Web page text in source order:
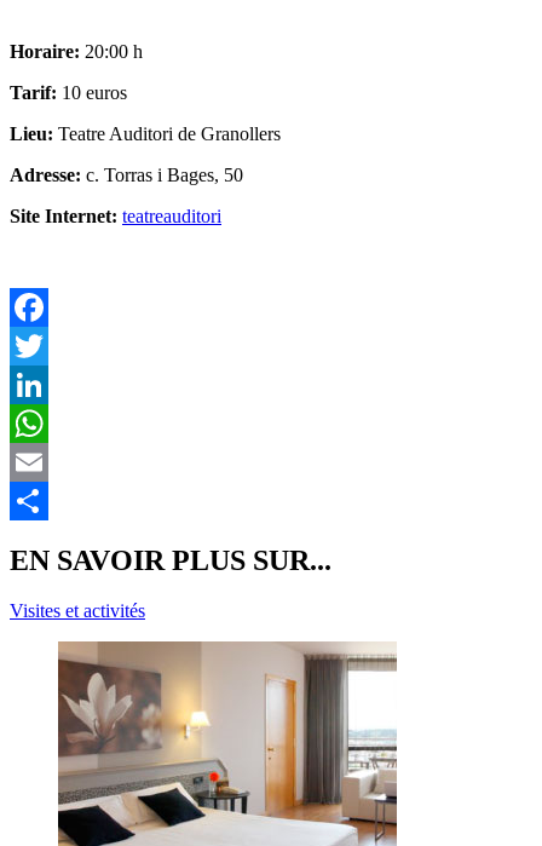
Horaire: 20:00 h
Tarif: 10 euros
Lieu: Teatre Auditori de Granollers
Adresse: c. Torras i Bages, 50
Site Internet: teatreauditori
EN SAVOIR PLUS SUR...
Visites et activités